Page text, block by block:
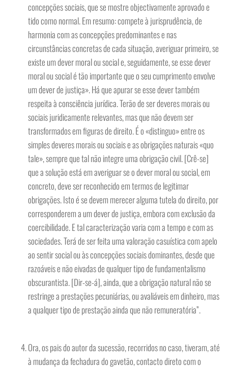
concepções sociais, que se mostre objectivamente aprovado e
tido como normal. Em resumo: compete à jurisprudência, de
harmonia com as concepções predominantes e nas
circunstâncias concretas de cada situação, averiguar primeiro, se
existe um dever moral ou social e, seguidamente, se esse dever
moral ou social é tão importante que o seu cumprimento envolve
um dever de justiça». Há que apurar se esse dever também
respeita à consciência jurídica. Terão de ser deveres morais ou
sociais juridicamente relevantes, mas que não devem ser
transformados em figuras de direito. É o «distinguo» entre os
simples deveres morais ou sociais e as obrigações naturais «quo
tale», sempre que tal não integre uma obrigação civil. [Crê-se]
que a solução está em averiguar se o dever moral ou social, em
concreto, deve ser reconhecido em termos de legitimar
obrigações. Isto é se devem merecer alguma tutela do direito, por
corresponderem a um dever de justiça, embora com exclusão da
coercibilidade. E tal caracterização varia com a tempo e com as
sociedades. Terá de ser feita uma valoração casuística com apelo
ao sentir social ou às concepções sociais dominantes, desde que
razoáveis e não eivadas de qualquer tipo de fundamentalismo
obscurantista. [Dir-se-á], ainda, que a obrigação natural não se
restringe a prestações pecuniárias, ou avaliáveis em dinheiro, mas
a qualquer tipo de prestação ainda que não remuneratória”.
Ora, os pais do autor da sucessão, recorridos no caso, tiveram, até
à mudança da fechadura do gavetão, contacto direto com o